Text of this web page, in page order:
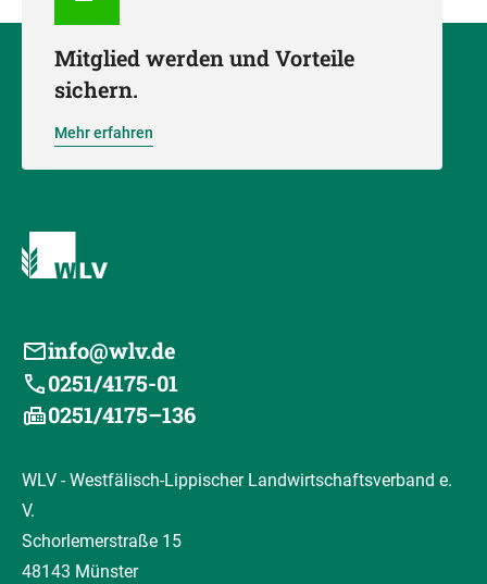
Mitglied werden und Vorteile
sichern.
Mehr erfahren
info@wlv.de
0251/4175-01
0251/4175–136
WLV - Westfälisch-Lippischer Landwirtschaftsverband e.
V.
Schorlemerstraße 15
48143 Münster